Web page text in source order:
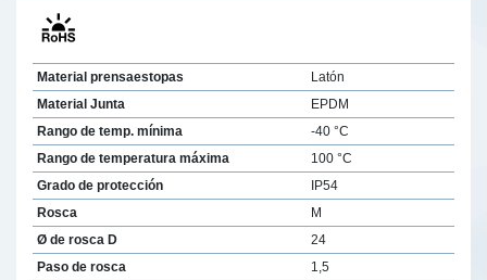
Material prensaestopas
Latón
Material Junta
EPDM
Rango de temp. mínima
-40 °C
Rango de temperatura máxima
100 °C
Grado de protección
IP54
Rosca
M
Ø de rosca D
24
Paso de rosca
1,5